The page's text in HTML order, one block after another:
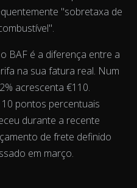
"sobretaxa de
BAF é a diferença entre a
na sua fatura real. Num
acrescenta €110.
pontos percentuais
durante a recente
de frete definido
em março.